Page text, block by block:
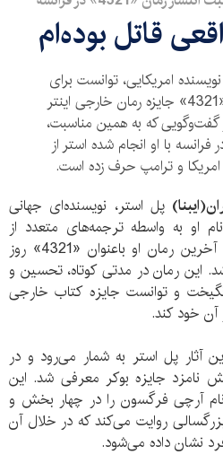
قاتل بوده‌ام
امریکایی، توانست برای
آخرین رمانش با عنوان «4321» جایزه رمان خارجی اینتر
گفت‌و‌گویی که به همین مناسبت،
در فرانسه با او انجام شده استر از
و ترامپ حرف زده است.
پل استر، نویسنده‌ای جهانی
او به واسطه ترجمه‌های متعدد از
آثارش به خوبی آشنایی دارند. آخرین رمان او باعنوان «4321» روز
این رمان در مدتی کوتاه، تحسین و
و توانست جایزه کتاب خارجی
از مهم‌ترین آثار پل استر به شمار می‌رود و در
از شش نامزد جایزه بوکر معرفی شد. این
آرچی فرگسون را در چهار بخش و
روایت می‌کند که در خلال آن
نشان داده می‌شود.